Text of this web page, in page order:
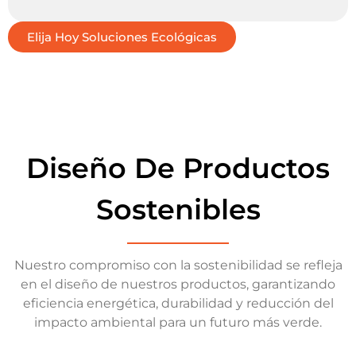
Elija Hoy Soluciones Ecológicas
Diseño De Productos
Sostenibles
Nuestro compromiso con la sostenibilidad se refleja
en el diseño de nuestros productos, garantizando
eficiencia energética, durabilidad y reducción del
impacto ambiental para un futuro más verde.